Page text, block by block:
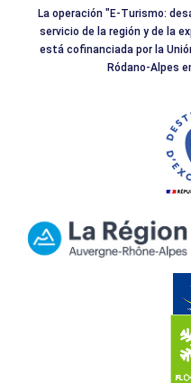
La operación "E-Turismo:
servicio de la región y de la
está cofinanciada por la
Ródano-Alpes